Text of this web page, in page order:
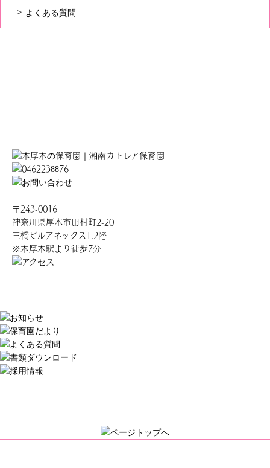
よくある質問
〒243-0016
神奈川県厚木市田村町2-20
三橋ビルアネックス1.2階
※本厚木駅より徒歩7分